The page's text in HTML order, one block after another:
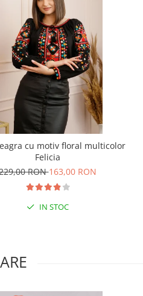
cu motiv floral multicolor
Felicia
RON163,00 RON
IN STOC